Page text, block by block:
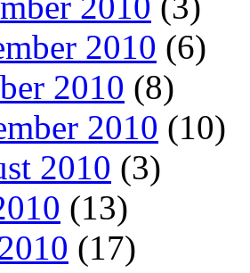
2010 (6)
2010 (8)
2010 (10)
2010 (3)
(13)
(17)